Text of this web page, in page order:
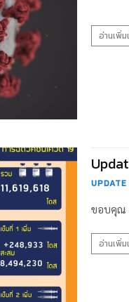
อ่านเพิ่ม
ขอบคุณ
อ่านเพิ่ม